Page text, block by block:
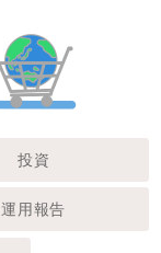
投資
運用報告